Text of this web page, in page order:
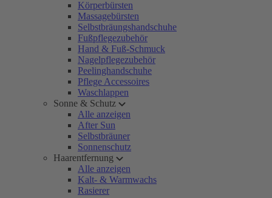
Körperbürsten
Massagebürsten
Selbstbräungshandschuhe
Fußpflegezubehör
Hand & Fuß-Schmuck
Nagelpflegezubehör
Peelinghandschuhe
Pflege Accessoires
Waschlappen
Sonne & Schutz
Alle anzeigen
After Sun
Selbstbräuner
Sonnenschutz
Haarentfernung
Alle anzeigen
Kalt- & Warmwachs
Rasierer